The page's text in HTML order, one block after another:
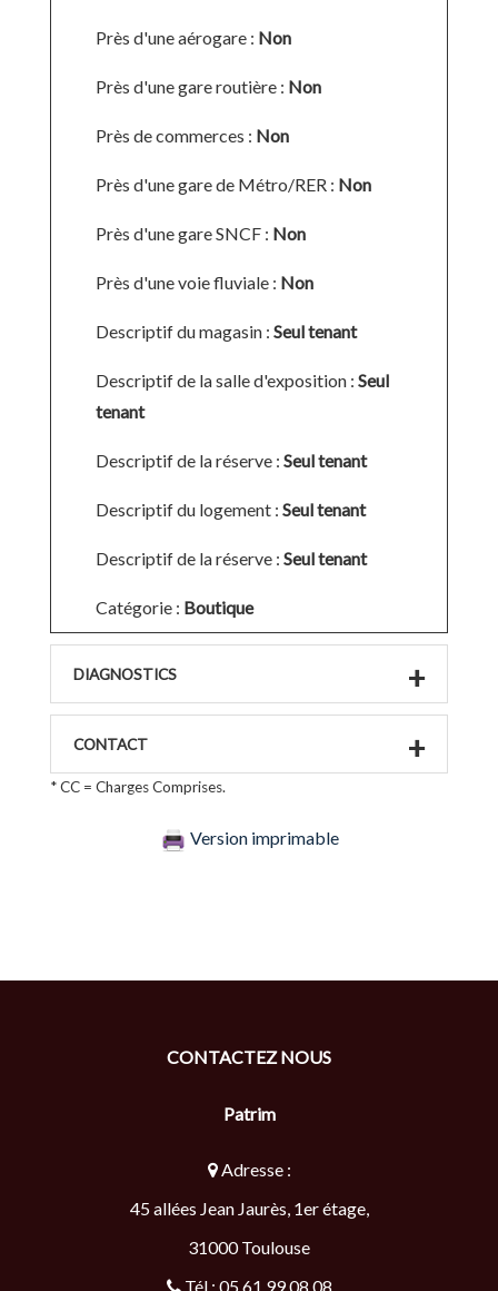
Près d'une aérogare : Non
Près d'une gare routière : Non
Près de commerces : Non
Près d'une gare de Métro/RER : Non
Près d'une gare SNCF : Non
Près d'une voie fluviale : Non
Descriptif du magasin : Seul tenant
Descriptif de la salle d'exposition : Seul
tenant
Descriptif de la réserve : Seul tenant
Descriptif du logement : Seul tenant
Descriptif de la réserve : Seul tenant
Catégorie : Boutique
DIAGNOSTICS
CONTACT
* CC = Charges Comprises.
Version imprimable
CONTACTEZ NOUS
Patrim
Adresse :
45 allées Jean Jaurès, 1er étage,
31000 Toulouse
Tél : 05 61 99 08 08